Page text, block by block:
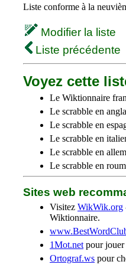
Liste conforme à la
Modifier la liste
Liste précédente
Voyez cette
Le Wiktionnaire
Le scrabble en
Le scrabble en
Le scrabble en
Le scrabble en
Le scrabble en
Sites web
Visitez WikWik.org
Wiktionnaire.
1Mot.net pour jouer
Ortograf.ws pour